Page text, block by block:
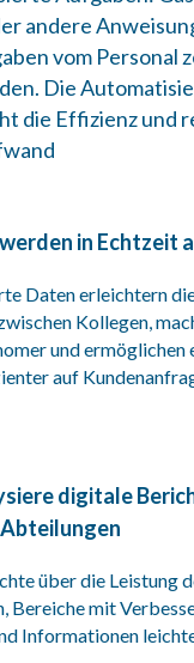
andere
vom Personal
Die
die Effizienz und
in Echtzeit
Daten erleichtern
Kollegen,
und ermöglichen
auf
digitale
über die Leistung
Bereiche mit
Informationen